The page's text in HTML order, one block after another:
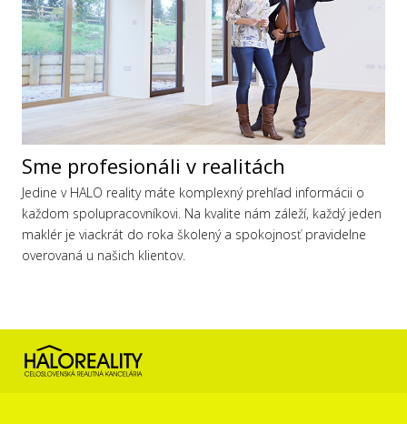
Sme profesionáli v realitách
Jedine v HALO reality máte komplexný prehľad informácii o
každom spolupracovníkovi. Na kvalite nám záleží, každý jeden
maklér je viackrát do roka školený a spokojnosť pravidelne
overovaná u našich klientov.